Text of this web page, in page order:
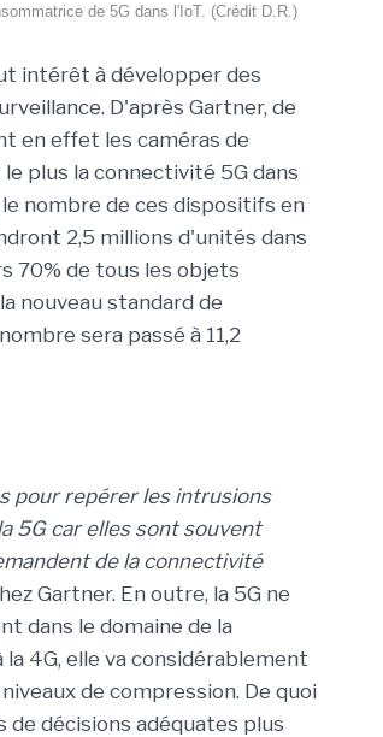
de 5G dans l'IoT. (Crédit D.R.)
intérêt à développer des
D'après Gartner, de
en effet les caméras de
plus la connectivité 5G dans
nombre de ces dispositifs en
2,5 millions d'unités dans
70% de tous les objets
nouveau standard de
sera passé à 11,2
pour repérer les intrusions
5G car elles sont souvent
de la connectivité
Gartner. En outre, la 5G ne
dans le domaine de la
4G, elle va considérablement
de compression. De quoi
décisions adéquates plus